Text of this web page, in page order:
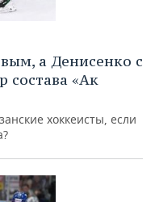
а Денисенко с
состава «Ак
хоккеисты, если